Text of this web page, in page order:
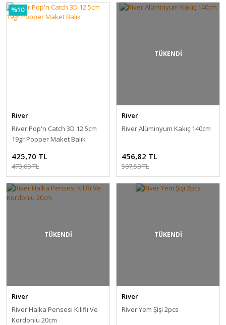
%10
River
River Pop'n Catch 3D 12.5cm
19gr Popper Maket Balık
425,70 TL
473,00 TL
TÜKENDİ
River
River Alüminyum Kakıç 140cm
456,82 TL
507,58 TL
TÜKENDİ
River
River Halka Pensesi Kılıflı Ve
Kordonlu 20cm
TÜKENDİ
River
River Yem Şişi 2pcs